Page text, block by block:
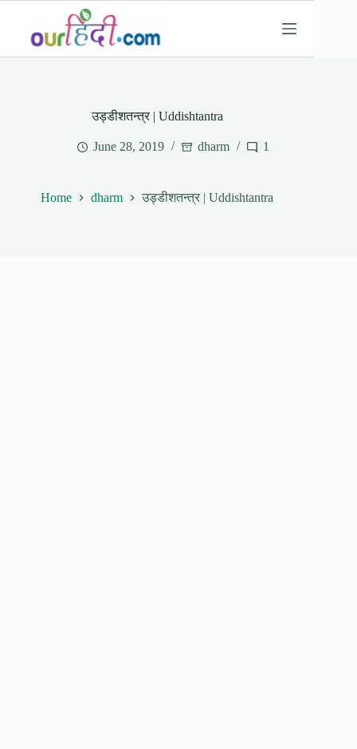
content
उड्डीशतन्त्र | Uddishtantra
June 28, 2019 dharm 1
Home dharm उड्डीशतन्त्र | Uddishtantra